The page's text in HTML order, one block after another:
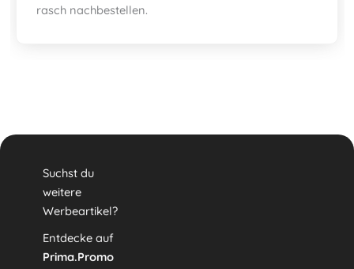
rasch nachbestellen.
Suchst du
weitere
Werbeartikel?
Entdecke auf
Prima.Promo